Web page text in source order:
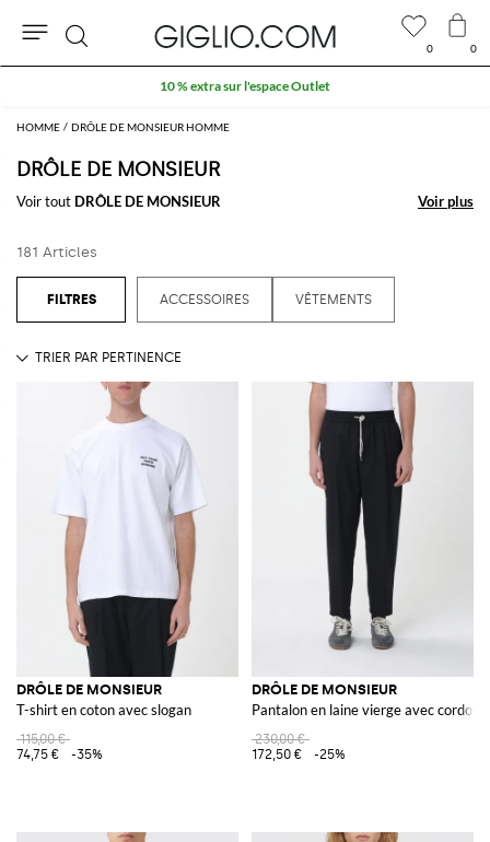
HOMME DRÔLE DE MONSIEUR HOMME
DRÔLE DE MONSIEUR
Voir tout DRÔLE DE MONSIEUR Voir plus
Voir plus
181 Articles
ACCESSOIRES VÊTEMENTS
DRÔLE DE MONSIEUR
T-shirt en coton avec slogan
115,00 €
74,75 €
-35%
DRÔLE DE MONSIEUR
Pantalon en laine vierge avec cordon
230,00 €
172,50 €
-25%
0 0
Rechercher
10 % extra sur l'espace Outlet